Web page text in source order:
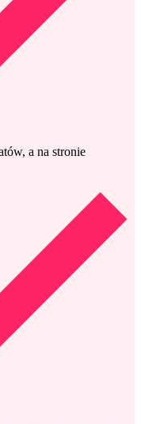
a na stronie